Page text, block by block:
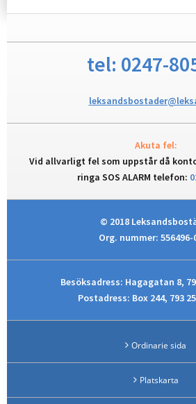
tel: 0247-
Akuta fel:
Vid allvarligt fel som uppstår då
ringa SOS ALARM telefon:
© 2018
Org. nummer: 556496-
Besöksadress: Hagagatan 8,
Postadress: Box 244, 793
Ordinarie sida
Platskarta